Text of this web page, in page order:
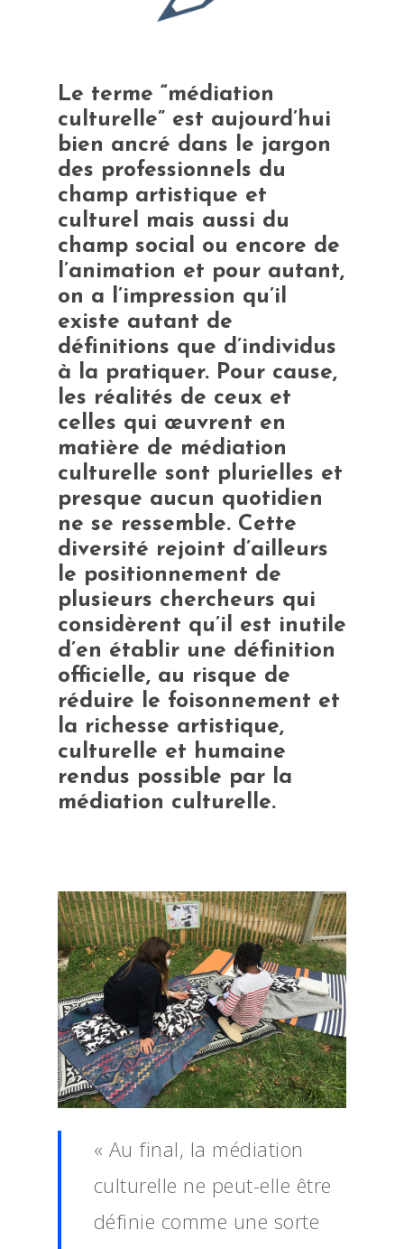
Le terme “médiation
culturelle” est aujourd’hui
bien ancré dans le jargon
des professionnels du
champ artistique et
culturel mais aussi du
champ social ou encore de
l’animation et pour autant,
on a l’impression qu’il
existe autant de
définitions que d’individus
à la pratiquer. Pour cause,
les réalités de ceux et
celles qui œuvrent en
matière de médiation
culturelle sont plurielles et
presque aucun quotidien
ne se ressemble. Cette
diversité rejoint d’ailleurs
le positionnement de
plusieurs chercheurs qui
considèrent qu’il est inutile
d’en établir une définition
officielle, au risque de
réduire le foisonnement et
la richesse artistique,
culturelle et humaine
rendus possible par la
médiation culturelle.
« Au final, la médiation
culturelle ne peut-elle être
définie comme une sorte